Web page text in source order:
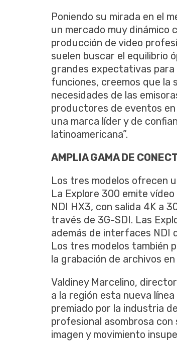
Poniendo su mirada en el
un mercado muy dinámico
producción de video
suelen buscar el equilibrio
grandes expectativas
funciones, creemos que la
necesidades de las
productores de eventos
una marca líder y de
latinoamericana”.
AMPLIA GAMA DE
Los tres modelos ofrecen
La Explore 300 emite
NDI HX3, con salida 4K a
través de 3G-SDI. Las
además de interfaces NDI
Los tres modelos también
la grabación de archivos
Valdiney Marcelino,
a la región esta nueva
premiado por la industria
profesional asombrosa
imagen y movimiento